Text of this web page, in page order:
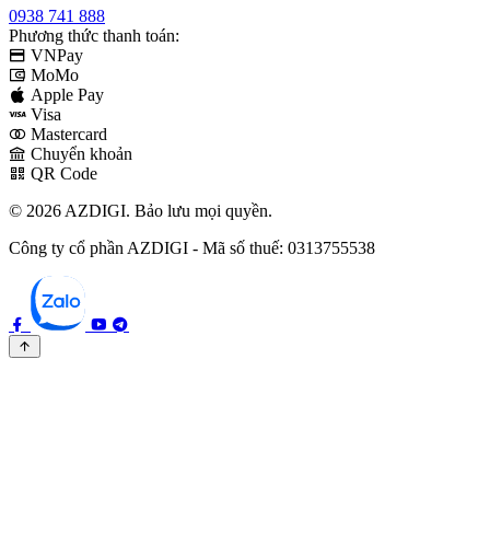
0938 741 888
Phương thức thanh toán:
VNPay
MoMo
Apple Pay
Visa
Mastercard
Chuyển khoản
QR Code
© 2026 AZDIGI. Bảo lưu mọi quyền.
Công ty cổ phần AZDIGI - Mã số thuế: 0313755538